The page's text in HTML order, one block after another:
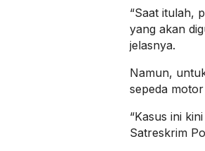
“Saat itulah,
yang akan
jelasnya.
Namun,
sepeda
“Kasus ini
Satreskrim